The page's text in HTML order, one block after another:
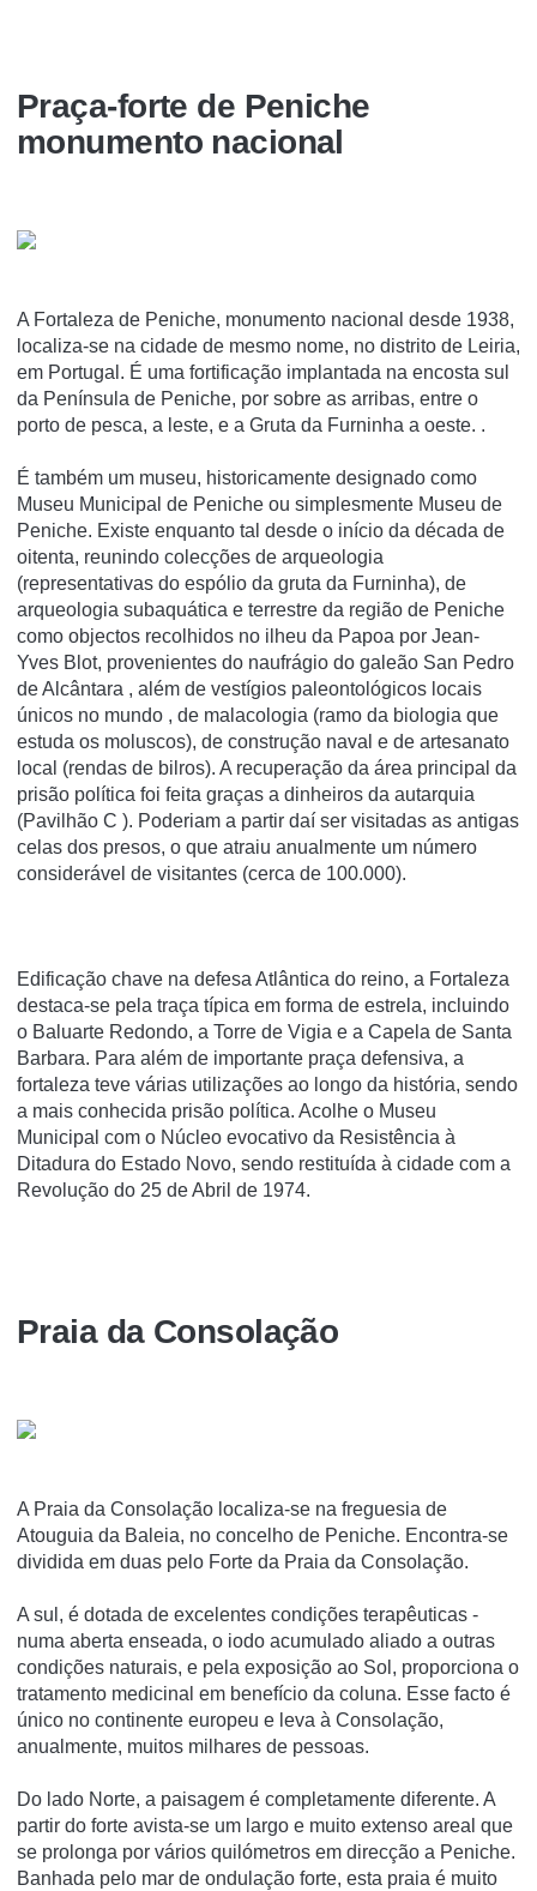
Praça-forte de Peniche
monumento nacional
A Fortaleza de Peniche, monumento nacional desde 1938,
localiza-se na cidade de mesmo nome, no distrito de Leiria,
em Portugal. É uma fortificação implantada na encosta sul
da Pení­nsula de Peniche, por sobre as arribas, entre o
porto de pesca, a leste, e a Gruta da Furninha a oeste. .
É também um museu, historicamente designado como
Museu Municipal de Peniche ou simplesmente Museu de
Peniche. Existe enquanto tal desde o iní­cio da década de
oitenta, reunindo colecções de arqueologia
(representativas do espólio da gruta da Furninha), de
arqueologia subaquática e terrestre da região de Peniche
como objectos recolhidos no ilheu da Papoa por Jean-
Yves Blot, provenientes do naufrágio do galeão San Pedro
de Alcântara , além de vestí­gios paleontológicos locais
únicos no mundo , de malacologia (ramo da biologia que
estuda os moluscos), de construção naval e de artesanato
local (rendas de bilros). A recuperação da área principal da
prisão polí­tica foi feita graças a dinheiros da autarquia
(Pavilhão C ). Poderiam a partir daí­ ser visitadas as antigas
celas dos presos, o que atraiu anualmente um número
considerável de visitantes (cerca de 100.000).
Edificação chave na defesa Atlântica do reino, a Fortaleza
destaca-se pela traça típica em forma de estrela, incluindo
o Baluarte Redondo, a Torre de Vigia e a Capela de Santa
Barbara. Para além de importante praça defensiva, a
fortaleza teve várias utilizações ao longo da história, sendo
a mais conhecida prisão política. Acolhe o Museu
Municipal com o Núcleo evocativo da Resistência à
Ditadura do Estado Novo, sendo restituída à cidade com a
Revolução do 25 de Abril de 1974.
Praia da Consolação
A Praia da Consolação localiza-se na freguesia de
Atouguia da Baleia, no concelho de Peniche. Encontra-se
dividida em duas pelo Forte da Praia da Consolação.
A sul, é dotada de excelentes condições terapêuticas -
numa aberta enseada, o iodo acumulado aliado a outras
condições naturais, e pela exposição ao Sol, proporciona o
tratamento medicinal em benefí­cio da coluna. Esse facto é
único no continente europeu e leva à Consolação,
anualmente, muitos milhares de pessoas.
Do lado Norte, a paisagem é completamente diferente. A
partir do forte avista-se um largo e muito extenso areal que
se prolonga por vários quilómetros em direcção a Peniche.
Banhada pelo mar de ondulação forte, esta praia é muito